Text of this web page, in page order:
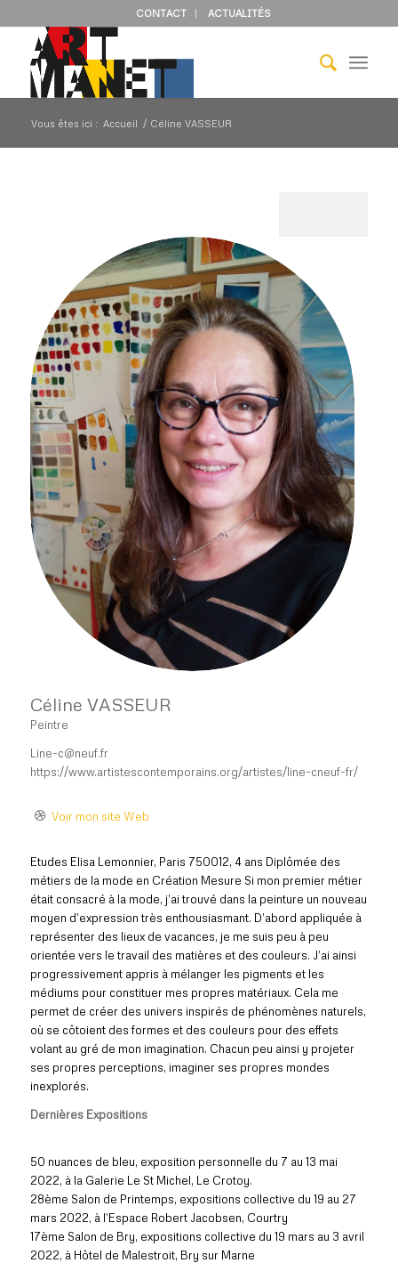
CONTACT ACTUALITÉS
Vous êtes ici : Accueil / Céline VASSEUR
Céline VASSEUR
Peintre
Line-c@neuf.fr
https://www.artistescontemporains.org/artistes/line-cneuf-fr/
Voir mon site Web
Etudes Elisa Lemonnier, Paris 750012, 4 ans Diplômée des
métiers de la mode en Création Mesure Si mon premier métier
était consacré à la mode, j’ai trouvé dans la peinture un nouveau
moyen d’expression très enthousiasmant. D’abord appliquée à
représenter des lieux de vacances, je me suis peu à peu
orientée vers le travail des matières et des couleurs. J’ai ainsi
progressivement appris à mélanger les pigments et les
médiums pour constituer mes propres matériaux. Cela me
permet de créer des univers inspirés de phénomènes naturels,
où se côtoient des formes et des couleurs pour des effets
volant au gré de mon imagination. Chacun peu ainsi y projeter
ses propres perceptions, imaginer ses propres mondes
inexplorés.
Dernières Expositions
50 nuances de bleu, exposition personnelle du 7 au 13 mai
2022, à la Galerie Le St Michel, Le Crotoy.
28ème Salon de Printemps, expositions collective du 19 au 27
mars 2022, à l’Espace Robert Jacobsen, Courtry
17ème Salon de Bry, expositions collective du 19 mars au 3 avril
2022, à Hôtel de Malestroit, Bry sur Marne